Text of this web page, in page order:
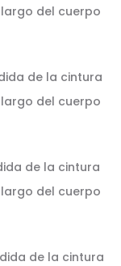
del cuerpo
de la cintura
del cuerpo
de la cintura
del cuerpo
de la cintura